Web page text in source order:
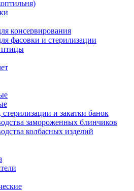
консервирования
фасовки и стерилизации
птицы
и закатки банок
замороженных блинчиков
колбасных изделий